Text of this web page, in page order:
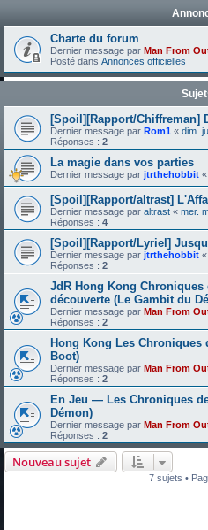
Charte du forum
Dernier message par Man From
Posté dans Annonces officielles
[Spoil][Rapport/Chiffreman]
Dernier message par Rom1 « dim.
Réponses : 2
La magie dans vos parties
Dernier message par jtrthehobbit «
[Spoil][Rapport/altrast]
Dernier message par altrast « mer.
Réponses : 4
[Spoil][Rapport/Lyriel]
Dernier message par jtrthehobbit «
Réponses : 2
JdR Hong Kong
découverte (Le Gambit du
Dernier message par Man From
Réponses : 2
Hong Kong Les Chroniques
Boot)
Dernier message par Man From
Réponses : 2
En Jeu — Les Chroniques
Démon)
Dernier message par Man From
Réponses : 2
Nouveau sujet
7 sujets •